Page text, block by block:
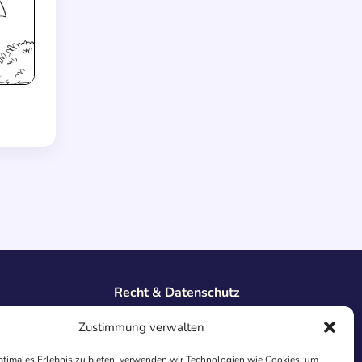
Zustimmung verwalten
Recht & Datenschutz
Datenschutz
AGB